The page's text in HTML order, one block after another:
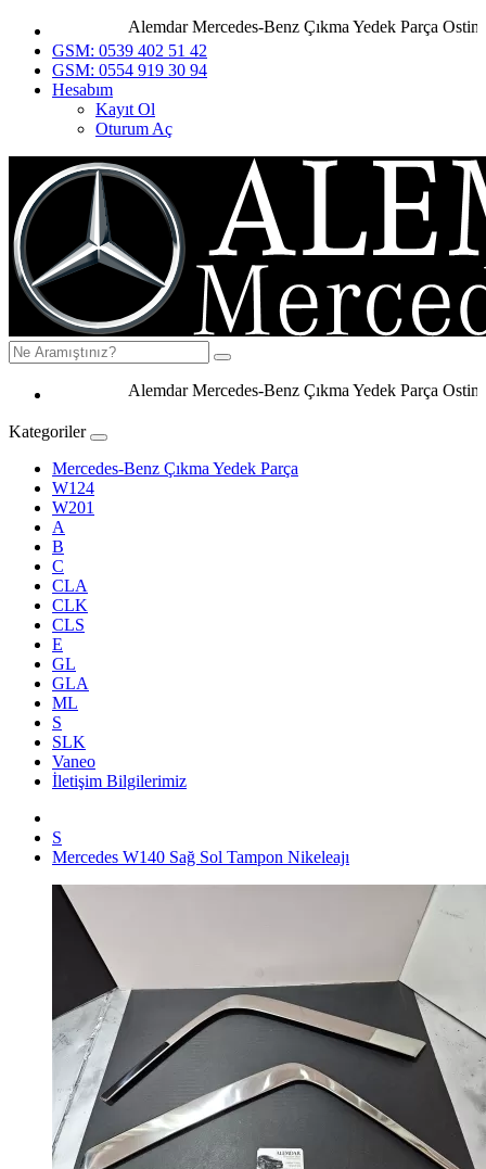
Alemdar Mercedes-Benz Çıkma Yedek Parça Ostim
GSM: 0539 402 51 42
GSM: 0554 919 30 94
Hesabım
Kayıt Ol
Oturum Aç
Alemdar Mercedes-Benz Çıkma Yedek Parça Ostim
Kategoriler
Mercedes-Benz Çıkma Yedek Parça
W124
W201
A
B
C
CLA
CLK
CLS
E
GL
GLA
ML
S
SLK
Vaneo
İletişim Bilgilerimiz
S
Mercedes W140 Sağ Sol Tampon Nikeleajı